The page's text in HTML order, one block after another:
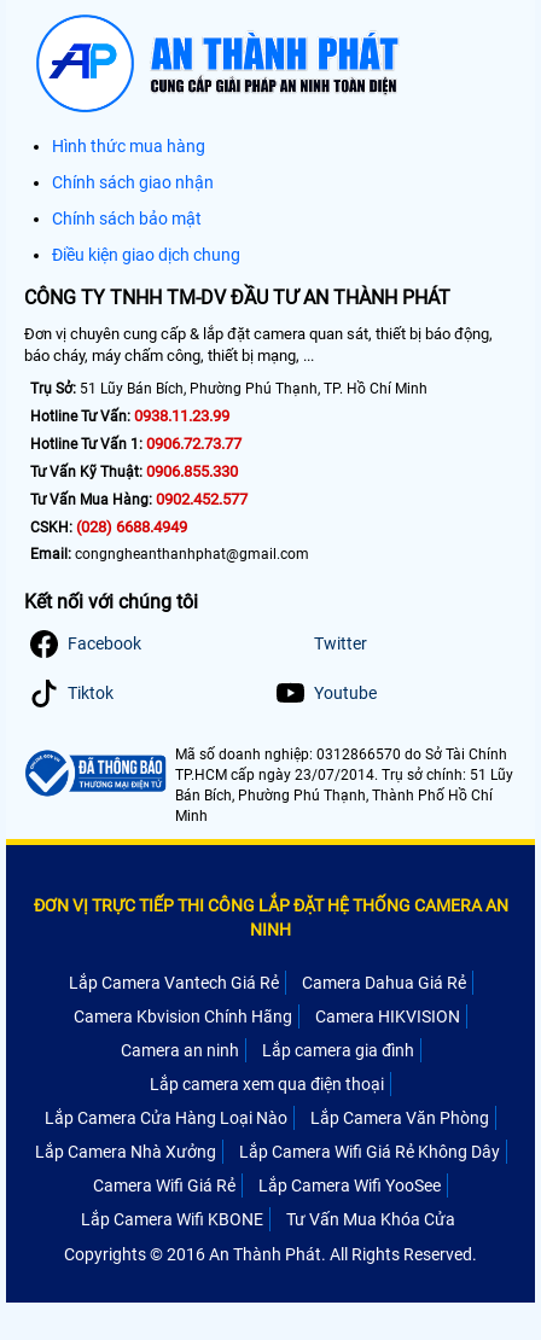
Hình thức mua hàng
Chính sách giao nhận
Chính sách bảo mật
Điều kiện giao dịch chung
CÔNG TY TNHH TM-DV ĐẦU TƯ AN THÀNH PHÁT
Đơn vị chuyên cung cấp & lắp đặt camera quan sát, thiết bị báo động,
báo cháy, máy chấm công, thiết bị mạng, ...
Trụ Sở: 51 Lũy Bán Bích, Phường Phú Thạnh, TP. Hồ Chí Minh
Hotline Tư Vấn: 0938.11.23.99
Hotline Tư Vấn 1: 0906.72.73.77
Tư Vấn Kỹ Thuật: 0906.855.330
Tư Vấn Mua Hàng: 0902.452.577
CSKH: (028) 6688.4949
Email: congngheanthanhphat@gmail.com
Kết nối với chúng tôi
Facebook Twitter
Tiktok Youtube
Mã số doanh nghiệp: 0312866570 do Sở Tài Chính
TP.HCM cấp ngày 23/07/2014. Trụ sở chính: 51 Lũy
Bán Bích, Phường Phú Thạnh, Thành Phố Hồ Chí
Minh
ĐƠN VỊ TRỰC TIẾP THI CÔNG LẮP ĐẶT HỆ THỐNG CAMERA AN
NINH
Lắp Camera Vantech Giá Rẻ
Camera Dahua Giá Rẻ
Camera Kbvision Chính Hãng
Camera HIKVISION
Camera an ninh
Lắp camera gia đình
Lắp camera xem qua điện thoại
Lắp Camera Cửa Hàng Loại Nào
Lắp Camera Văn Phòng
Lắp Camera Nhà Xưởng
Lắp Camera Wifi Giá Rẻ Không Dây
Camera Wifi Giá Rẻ
Lắp Camera Wifi YooSee
Lắp Camera Wifi KBONE
Tư Vấn Mua Khóa Cửa
Copyrights © 2016 An Thành Phát. All Rights Reserved.